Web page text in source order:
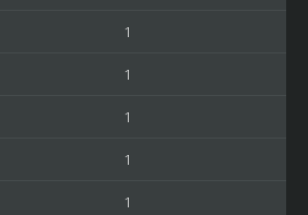
1
1
1
1
1